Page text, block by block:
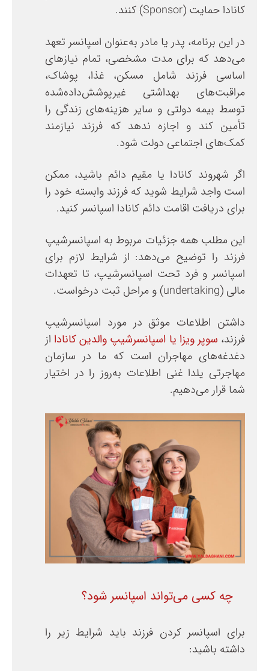
کانادا حمایت (Sponsor) کنند.
در این برنامه، پدر یا مادر به‌عنوان اسپانسر تعهد
می‌دهد که برای مدت مشخصی، تمام نیازهای
اساسی فرزند شامل مسکن، غذا، پوشاک،
مراقبت‌های بهداشتی غیرپوشش‌داده‌شده
توسط بیمه دولتی و سایر هزینه‌های زندگی را
تأمین کند و اجازه ندهد که فرزند نیازمند
کمک‌های اجتماعی دولت شود.
اگر شهروند کانادا یا مقیم دائم باشید، ممکن
است واجد شرایط شوید که فرزند وابسته خود را
برای دریافت اقامت دائم کانادا اسپانسر کنید.
این مطلب همه جزئیات مربوط به اسپانسرشیپ
فرزند را توضیح می‌دهد: از شرایط لازم برای
اسپانسر و فرد تحت اسپانسرشیپ، تا تعهدات
مالی (undertaking) و مراحل ثبت درخواست.
داشتن اطلاعات موثق در مورد اسپانسرشیپ
فرزند، سوپر ویزا یا اسپانسرشیپ والدین کانادا از
دغدغه‌های مهاجران است که ما در سازمان
مهاجرتی یلدا غنی اطلاعات به‌روز را در اختیار
شما قرار می‌دهیم.
چه کسی می‌تواند اسپانسر شود؟
برای اسپانسر کردن فرزند باید شرایط زیر را
داشته باشید: